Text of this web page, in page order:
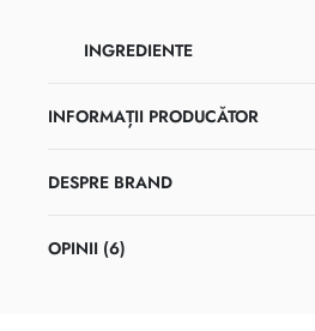
INGREDIENTE
INFORMAȚII PRODUCĂTOR
DESPRE BRAND
OPINII (6)